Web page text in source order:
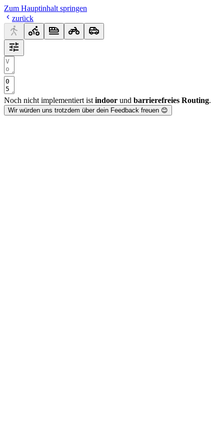
Zum Hauptinhalt springen
zurück
Noch nicht implementiert ist indoor und barrierefreies Routing.
Wir würden uns trotzdem über dein Feedback freuen 😊